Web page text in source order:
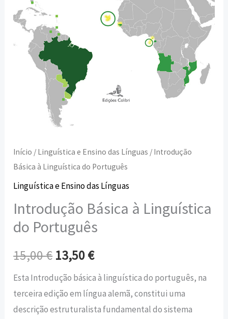
Início / Linguística e Ensino das Línguas / Introdução
Básica à Linguística do Português
Linguística e Ensino das Línguas
Introdução Básica à Linguística
do Português
15,00€ 13,50€
Esta Introdução básica à linguística do português, na
terceira edição em língua alemã, constitui uma
descrição estruturalista fundamental do sistema